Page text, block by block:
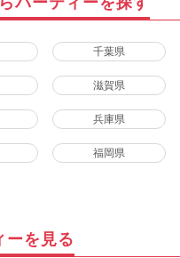
千葉県
滋賀県
兵庫県
福岡県
ーを見る